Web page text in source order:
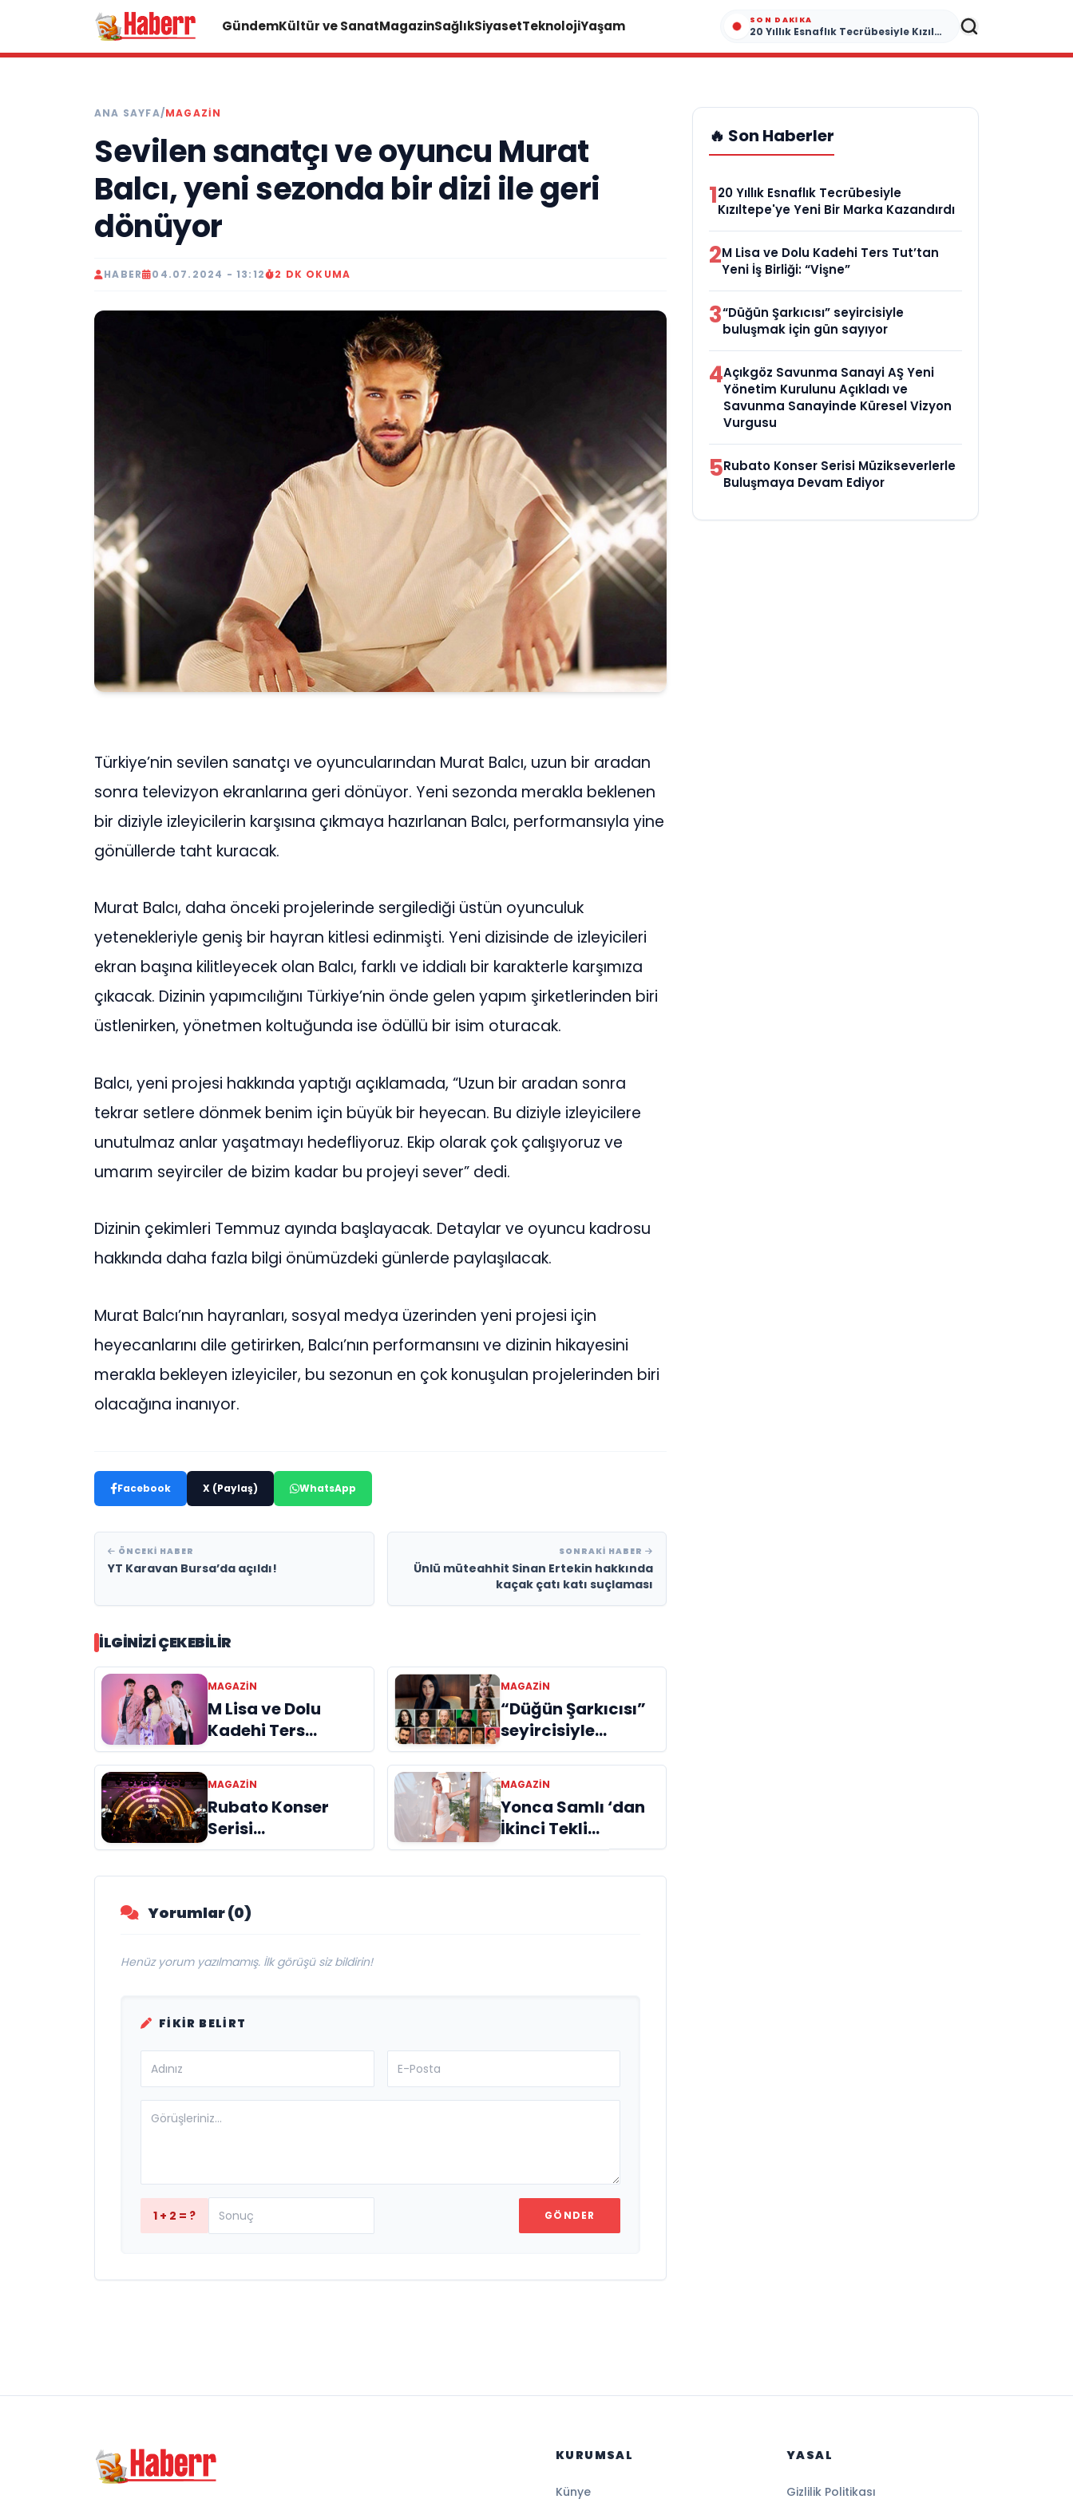
GündemKültür ve SanatMagazinSağlıkSiyasetTeknolojiYaşam SON DAKIKA
20 Yıllık Esnaflık Tecrübesiyle Kızıltepe'ye Yeni Bir Marka Kazandırdı
ANA SAYFA/MAGAZIN
Sevilen sanatçı ve oyuncu Murat
Balcı, yeni sezonda bir dizi ile geri
dönüyor
HABER 04.07.2024 - 13:12 2 DK OKUMA
Türkiye’nin sevilen sanatçı ve oyuncularından Murat Balcı, uzun bir aradan
sonra televizyon ekranlarına geri dönüyor. Yeni sezonda merakla beklenen
bir diziyle izleyicilerin karşısına çıkmaya hazırlanan Balcı, performansıyla yine
gönüllerde taht kuracak.
Murat Balcı, daha önceki projelerinde sergilediği üstün oyunculuk
yetenekleriyle geniş bir hayran kitlesi edinmişti. Yeni dizisinde de izleyicileri
ekran başına kilitleyecek olan Balcı, farklı ve iddialı bir karakterle karşımıza
çıkacak. Dizinin yapımcılığını Türkiye’nin önde gelen yapım şirketlerinden biri
üstlenirken, yönetmen koltuğunda ise ödüllü bir isim oturacak.
Balcı, yeni projesi hakkında yaptığı açıklamada, “Uzun bir aradan sonra
tekrar setlere dönmek benim için büyük bir heyecan. Bu diziyle izleyicilere
unutulmaz anlar yaşatmayı hedefliyoruz. Ekip olarak çok çalışıyoruz ve
umarım seyirciler de bizim kadar bu projeyi sever” dedi.
Dizinin çekimleri Temmuz ayında başlayacak. Detaylar ve oyuncu kadrosu
hakkında daha fazla bilgi önümüzdeki günlerde paylaşılacak.
Murat Balcı’nın hayranları, sosyal medya üzerinden yeni projesi için
heyecanlarını dile getirirken, Balcı’nın performansını ve dizinin hikayesini
merakla bekleyen izleyiciler, bu sezonun en çok konuşulan projelerinden biri
olacağına inanıyor.
Facebook X (Paylaş) WhatsApp
ÖNCEKI HABER
YT Karavan Bursa’da açıldı!
SONRAKI HABER
Ünlü müteahhit Sinan Ertekin hakkında
kaçak çatı katı suçlaması
İLGINIZI ÇEKEBILIR
MAGAZIN
M Lisa ve Dolu
Kadehi Ters
Tut’tan Yeni İş
Birliği: “Vişne”
MAGAZIN
“Düğün Şarkıcısı”
seyircisiyle
buluşmak için gün
sayıyor
MAGAZIN
Rubato Konser
Serisi
Müzikseverlerle
Buluşmaya Devam
MAGAZIN
Yonca Samlı ‘dan
İkinci Tekli
“Donacaksın
Sevgilim “
Yorumlar (0)
Henüz yorum yazılmamış. İlk görüşü siz bildirin!
FIKIR BELIRT
1 + 2 = ? GÖNDER
🔥 Son Haberler
120 Yıllık Esnaflık Tecrübesiyle
Kızıltepe'ye Yeni Bir Marka Kazandırdı
2M Lisa ve Dolu Kadehi Ters Tut’tan
Yeni İş Birliği: “Vişne”
3“Düğün Şarkıcısı” seyircisiyle
buluşmak için gün sayıyor
4Açıkgöz Savunma Sanayi AŞ Yeni
Yönetim Kurulunu Açıkladı ve
Savunma Sanayinde Küresel Vizyon
Vurgusu
5Rubato Konser Serisi Müzikseverlerle
Buluşmaya Devam Ediyor
KURUMSAL
Künye
YASAL
Gizlilik Politikası